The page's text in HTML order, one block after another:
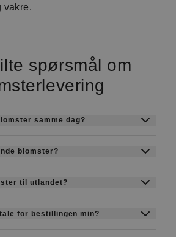
vakre.
spørsmål om
samme dag?
på hverdager og kl. 12 på
blomster?
avhenger av hvilken bukett
til utlandet?
vårt internasjonale
for bestillingen min?